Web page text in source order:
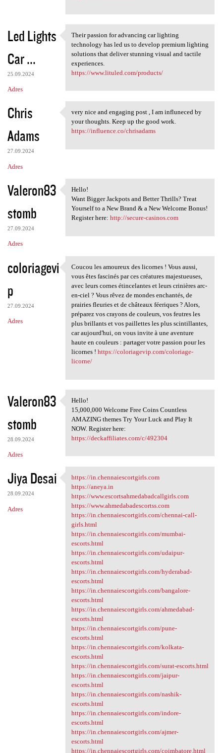
Led Lights
Car ...
25.09.2024
Adres
Their passion for advancing
Their passion for advancing car lighting
technology has led us to develop premium lighting
solutions that deliver stunning visual and tactile
experiences.
https://www.lituled.com/products/
Chris
Adams
27.09.2024
Adres
very nice and engaging post ,
very nice and engaging post , I am influneced by
your thoughts. Keep up the good work.
https://influence.co/chrisadams
Valeron83
stomb
27.09.2024
Adres
Hello!
Hello!
Want Bigger Jackpots and Better Thrills? Treat
Yourself to a New Brand & a New Welcome Bonus!
Register here: http://secure-casinos.com
coloriagevi
p
27.09.2024
Adres
Coucou les amoureux des
Coucou les amoureux des licornes ! Vous aussi,
vous êtes fascinés par ces créatures majestueuses,
avec leurs cornes étincelantes et leurs crinières arc-
en-ciel ? Vous rêvez de mondes enchantés, de
prairies fleuries et de châteaux féeriques ? Alors,
préparez vos crayons de couleurs, vos feutres les
plus brillants et vos paillettes les plus scintillantes,
car aujourd'hui, on vous invite à une aventure
haute en couleurs : partager votre passion pour les
licornes ! https://coloriagevip.com/coloriage-
licorne/
Valeron83
stomb
28.09.2024
Adres
Hello!
Hello!
15,000,000 Welcome Free Coins Countless
AMAZING themes Try Your Luck and Play It
NOW. Register here:
https://deckaffiliates.com/c/492304
Jiya Desai
28.09.2024
Adres
https://in.chennaiescortgirls
https://in.chennaiescortgirls.com
https://aneya.in
https://www.escortsahmedabadcallgirls.com
https://www.ahmedabadescortss.com
https://in.chennaiescortgirls.com/chennai-call-
girls.html
https://in.chennaiescortgirls.com/mumbai-
escorts.html
https://in.chennaiescortgirls.com/udaipur-
escorts.html
https://in.chennaiescortgirls.com/hyderabad-
escorts.html
https://in.chennaiescortgirls.com/bangalore-
escorts.html
https://in.chennaiescortgirls.com/ahmedabad-
escorts.html
https://in.chennaiescortgirls.com/pune-
escorts.html
https://in.chennaiescortgirls.com/kolkata-
escorts.html
https://in.chennaiescortgirls.com/surat-escorts.html
https://in.chennaiescortgirls.com/jaipur-
escorts.html
https://in.chennaiescortgirls.com/nashik-
escorts.html
https://in.chennaiescortgirls.com/indore-
escorts.html
https://in.chennaiescortgirls.com/ajmer-
escorts.html
https://in.chennaiescortgirls.com/coimbatore.html